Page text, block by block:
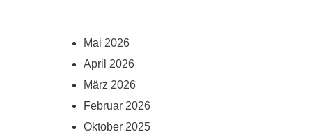
Mai 2026
April 2026
März 2026
Februar 2026
Oktober 2025